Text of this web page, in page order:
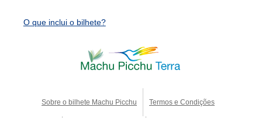
O que inclui o bilhete?
Sobre o bilhete Machu Picchu Termos e Condições